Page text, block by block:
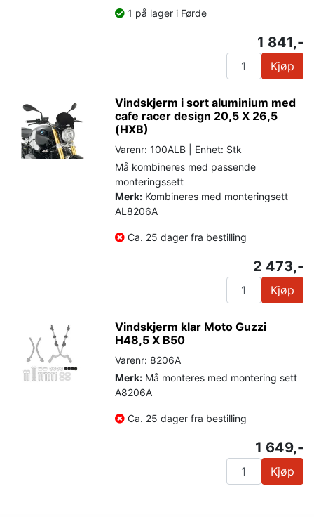
1 på lager i Førde
1 841,-
Kjøp
Vindskjerm i sort aluminium med
cafe racer design 20,5 X 26,5
(HXB)
Varenr: 100ALB | Enhet: Stk
Må kombineres med passende
monteringssett
Merk: Kombineres med monteringsett
AL8206A
Ca. 25 dager fra bestilling
2 473,-
Kjøp
Vindskjerm klar Moto Guzzi
H48,5 X B50
Varenr: 8206A
Merk: Må monteres med montering sett
A8206A
Ca. 25 dager fra bestilling
1 649,-
Kjøp